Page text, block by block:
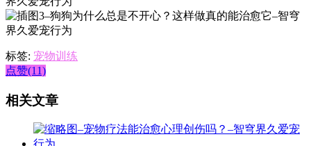
标签: 宠物训练
点赞(11)
相关文章